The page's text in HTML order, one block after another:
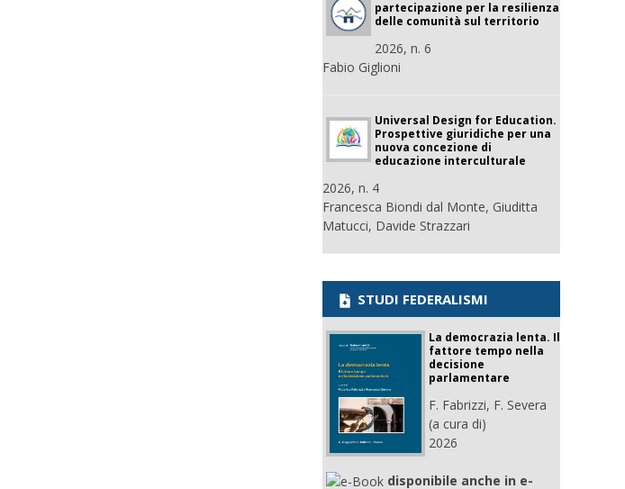
partecipazione per la resilienza
delle comunità sul territorio
2026, n. 6
Fabio Giglioni
Universal Design for Education.
Prospettive giuridiche per una
nuova concezione di
educazione interculturale
2026, n. 4
Francesca Biondi dal Monte, Giuditta
Matucci, Davide Strazzari
STUDI FEDERALISMI
La democrazia lenta. Il
fattore tempo nella
decisione
parlamentare
F. Fabrizzi, F. Severa
(a cura di)
2026
disponibile anche in e-